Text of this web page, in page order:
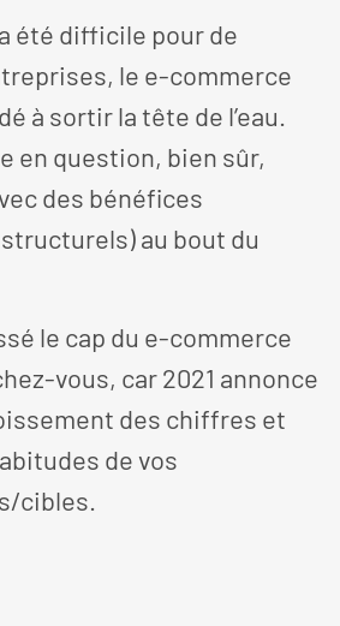
été difficile pour de
le e-commerce
à sortir la tête de l’eau.
en question, bien sûr,
des bénéfices
au bout du
le cap du e-commerce
vous, car 2021 annonce
des chiffres et
de vos
cibles.